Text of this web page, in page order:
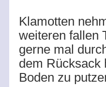
Klamotten
weiteren fallen
gerne mal
dem Rücksack
Boden zu